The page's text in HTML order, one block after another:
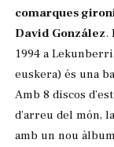
comarques
David González.
1994 a
euskera) és una
Amb 8 discos
d’arreu del món,
amb un nou